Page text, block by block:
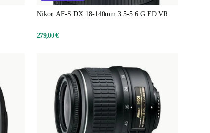
Nikon AF-S DX 18-140mm 3.5-5.6 G ED VR
279,00 €